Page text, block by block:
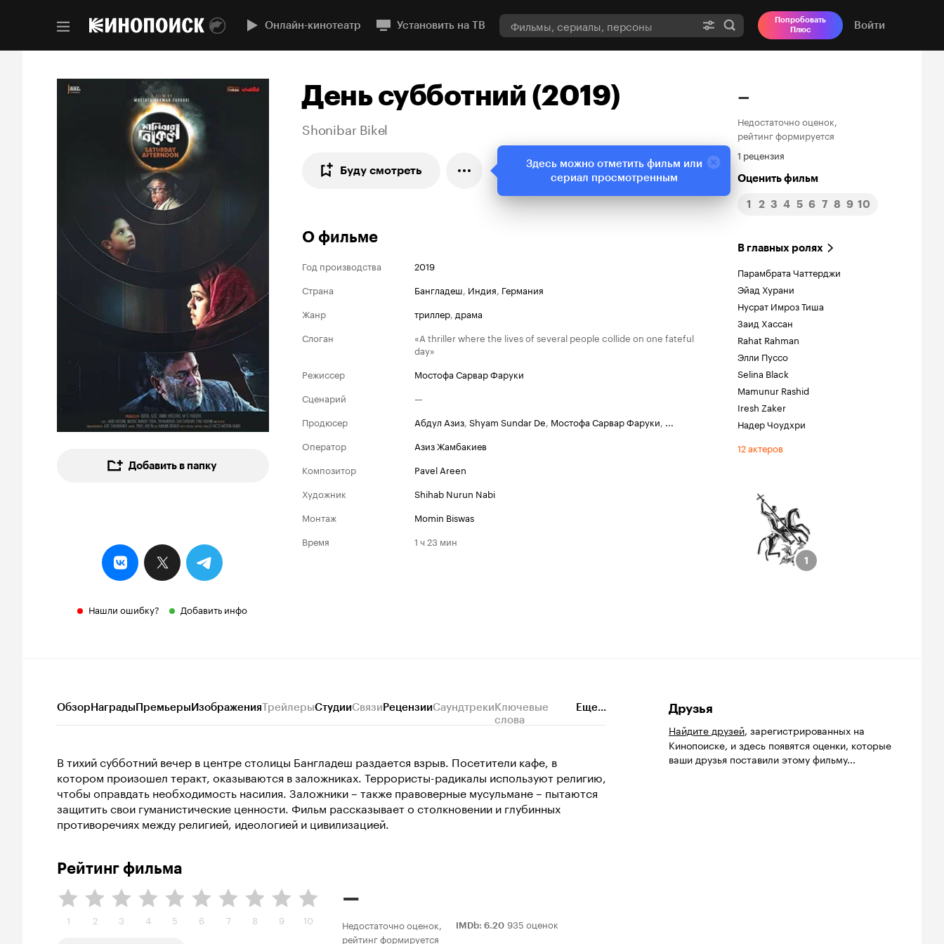
Онлайн-кинотеатр Установить на ТВ
Попробовать
Плюс
Войти
Добавить в папку
Нашли ошибку? Добавить инфо
День субботний (2019)
Shonibar Bikel
Буду смотреть
–
Недостаточно оценок,
рейтинг формируется
1 рецензия
Оценить фильм
1 2 3 4 5 6 7 8 9 10
О фильме
Год производства
2019
Страна
Бангладеш, Индия, Германия
Жанр
триллер, драма
Слоган
«A thriller where the lives of several people collide on one fateful
day»
Режиссер
Мостофа Сарвар Фаруки
Сценарий
—
Продюсер
Абдул Азиз, Shyam Sundar De, Мостофа Сарвар Фаруки, ...
Оператор
Азиз Жамбакиев
Композитор
Pavel Areen
Художник
Shihab Nurun Nabi
Монтаж
Momin Biswas
Время
1 ч 23 мин
В главных ролях
Парамбрата Чаттерджи
Эйад Хурани
Нусрат Имроз Тиша
Заид Хассан
Rahat Rahman
Элли Пуссо
Selina Black
Mamunur Rashid
Iresh Zaker
Надер Чоудхри
12 актеров
1
1
Обзор Награды Премьеры ИзображенияТрейлерыСтудииСвязи РецензииСаундтреки Ключевые
слова
Еще...
В тихий субботний вечер в центре столицы Бангладеш раздается взрыв. Посетители кафе, в
котором произошел теракт, оказываются в заложниках. Террористы-радикалы используют религию,
чтобы оправдать необходимость насилия. Заложники – также правоверные мусульмане – пытаются
защитить свои гуманистические ценности. Фильм рассказывает о столкновении и глубинных
противоречиях между религией, идеологией и цивилизацией.
Рейтинг фильма
1 2 3 4 5 6 7 8 9 10
–
Недостаточно оценок,
рейтинг формируется
IMDb: 6.20 935 оценок
Друзья
Найдите друзей, зарегистрированных на
Кинопоиске, и здесь появятся оценки, которые
ваши друзья поставили этому фильму...
Здесь можно отметить фильм или
сериал просмотренным